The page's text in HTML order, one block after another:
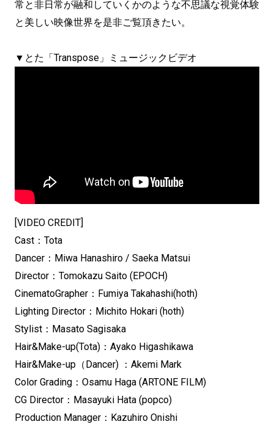
常と非日常が融和していくかのような不思議な視覚体験
と美しい映像世界を是非ご覧頂きたい。
▼とた「Transpose」ミュージックビデオ
[VIDEO CREDIT]
Cast：Tota
Dancer：Miwa Hanashiro / Saeka Matsui
Director：Tomokazu Saito (EPOCH)
CinematoGrapher：Fumiya Takahashi(hoth)
Lighting Director：Michito Hokari (hoth)
Stylist：Masato Sagisaka
Hair&Make-up(Tota)：Ayako Higashikawa
Hair&Make-up（Dancer) ：Akemi Mark
Color Grading：Osamu Haga (ARTONE FILM)
CG Director：Masayuki Hata (popco)
Production Manager：Kazuhiro Onishi